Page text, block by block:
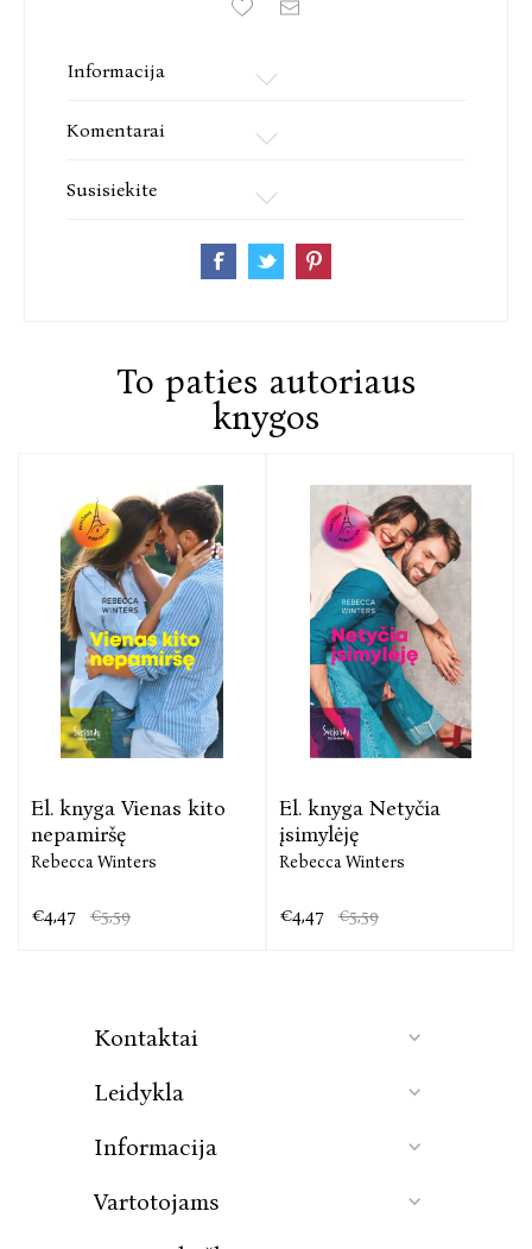
Informacija
Komentarai
Susisiekite
To paties autoriaus
knygos
El. knyga Vienas kito
nepamiršę
Rebecca Winters
€4,47 €5,59
El. knyga Netyčia
įsimylėję
Rebecca Winters
€4,47 €5,59
Kontaktai
Leidykla
Informacija
Vartotojams